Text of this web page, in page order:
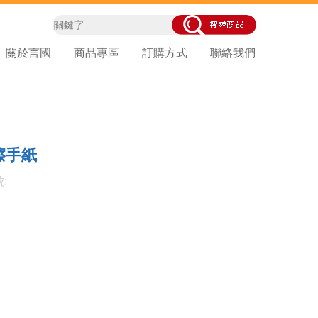
關於言國 商品專區 訂購方式 聯絡我們
手紙
: